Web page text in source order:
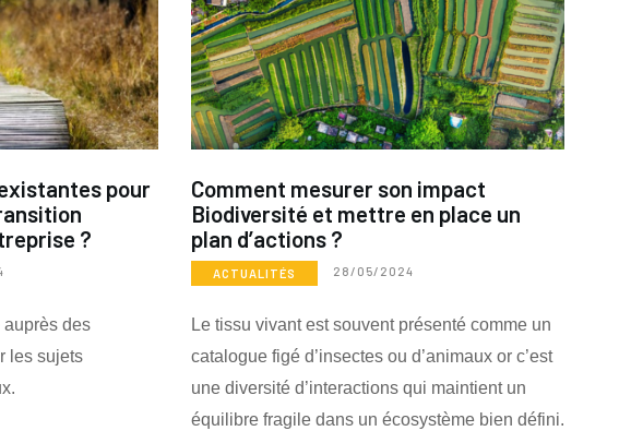
pour
?
auprès des
les sujets
Comment mesurer son impact
Biodiversité et mettre en place un
plan d’actions ?
ACTUALITÉS 28/05/2024
Le tissu vivant est souvent présenté comme un
catalogue figé d’insectes ou d’animaux or c’est
une diversité d’interactions qui maintient un
équilibre fragile dans un écosystème bien défini.